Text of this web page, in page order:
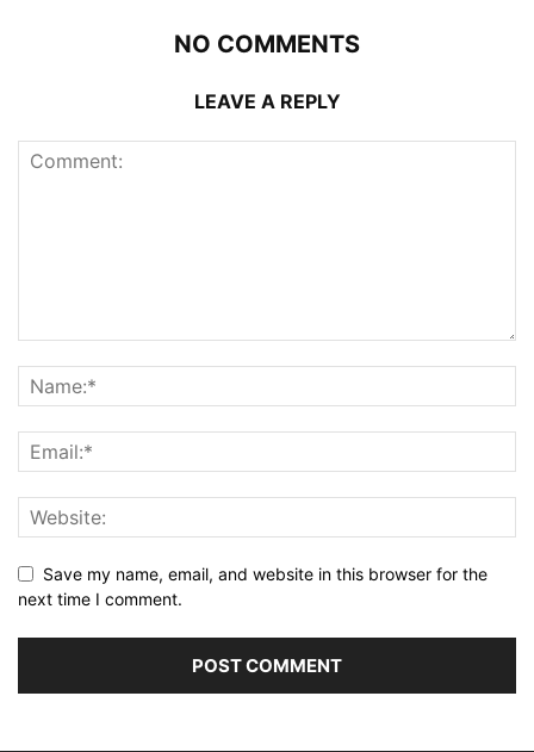
NO COMMENTS
LEAVE A REPLY
Save my name, email, and website in this browser for the
next time I comment.